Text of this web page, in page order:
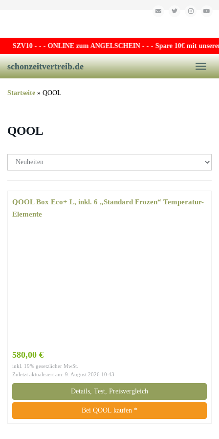
SZV10- - - ONLINE zum ANGELSCHEIN - - - Spare 10€ mit
schonzeitvertreib.de
Startseite » QOOL
QOOL
QOOL Box Eco+ L, inkl. 6 „Standard Frozen“ Temperatur-
Elemente
580,00 €
inkl. 19% gesetzlicher MwSt.
Zuletzt aktualisiert am: 9. August 2026 10:43
Details, Test, Preisvergleich
Bei QOOL kaufen *